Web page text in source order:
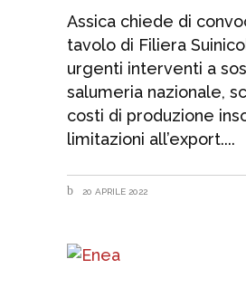
Assica chiede di
tavolo di Filiera
urgenti interventi a
salumeria nazionale,
costi di produzione
limitazioni all’export.
20 APRILE 2022